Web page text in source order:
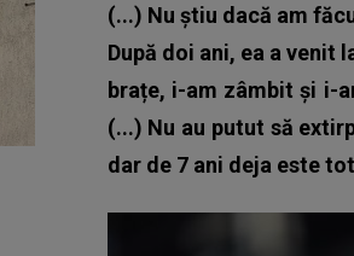
(...) Nu știu dacă am
După doi ani, ea a venit
brațe, i-am zâmbit și i-
(...) Nu au putut să
dar de 7 ani deja este